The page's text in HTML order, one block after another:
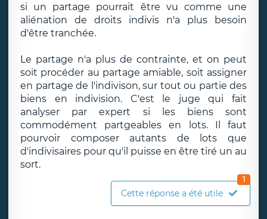
si un partage pourrait être vu comme une
aliénation de droits indivis n'a plus besoin
d'être tranchée.
Le partage n'a plus de contrainte, et on peut
soit procéder au partage amiable, soit assigner
en partage de l'indivison, sur tout ou partie des
biens en indivision. C'est le juge qui fait
analyser par expert si les biens sont
commodément partgeables en lots. Il faut
pourvoir composer autants de lots que
d'indivisaires pour qu'il puisse en être tiré un au
sort.
Cette réponse a été utile
1